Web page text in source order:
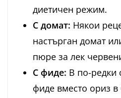
диетичен режим.
С домат: Някои
настърган домат
пюре за лек
С фиде: В по-редки
фиде вместо ориз в